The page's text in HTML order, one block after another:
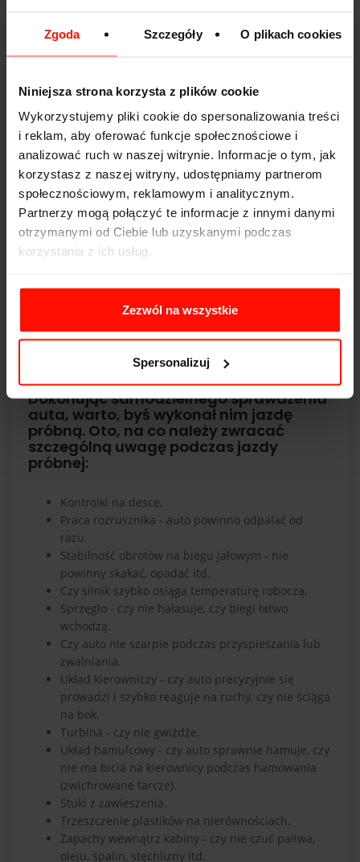
Zgoda Szczegóły O plikach cookies
Niniejsza strona korzysta z plików cookie
Wykorzystujemy pliki cookie do spersonalizowania treści
i reklam, aby oferować funkcje społecznościowe i
analizować ruch w naszej witrynie. Informacje o tym, jak
korzystasz z naszej witryny, udostępniamy partnerom
społecznościowym, reklamowym i analitycznym.
Partnerzy mogą połączyć te informacje z innymi danymi
otrzymanymi od Ciebie lub uzyskanymi podczas
korzystania z ich usług.
Zezwól na wszystkie
Spersonalizuj
Silnik - czy nie ma wycieków oleju, płynu
chłodniczego, czy wyposażenie jest kompletne,
Sprawdzenie poziomu płynów eksploatacyjnych,
czy pod korkiem wlewu oleju nie ma białego
nalotu.
Osłuchanie silnika - praca powinna być
równomierna, bez drgań, szumów, dzwonienia i
innych metalicznych odgłosów.
Barwa spalin - po uruchomieniu silnika powinna
być bezbarwna, ewentualnie biała przy niskich
temperaturach
Zużycie elementów wnętrza - czy jest adekwatne
boczki foteli, pedały itd.
Stan klimatyzacji - czy chłodzi już na biegu
Działanie wszystkich przełączników i guzików w
Dokonując samodzielnego sprawdzenia
auta, warto, byś wykonał nim jazdę
próbną. Oto, na co należy zwracać
szczególną uwagę podczas jazdy
próbnej:
Kontrolki na desce.
Praca rozrusznika - auto powinno odpalać od
razu.
Stabilność obrotów na biegu jałowym - nie
powinny skakać, opadać itd.
Czy silnik szybko osiąga temperaturę roboczą.
Sprzęgło - czy nie hałasuje, czy biegi łatwo
wchodzą.
Czy auto nie szarpie podczas przyspieszania lub
zwalniania.
Układ kierowniczy - czy auto precyzyjnie się
prowadzi i szybko reaguje na ruchy, czy nie ściąga
na bok.
Turbina - czy nie gwiżdże.
Układ hamulcowy - czy auto sprawnie hamuje, czy
nie ma bicia na kierownicy podczas hamowania
(zwichrowane tarcze).
Stuki z zawieszenia.
Trzeszczenie plastików na nierównościach.
Zapachy wewnątrz kabiny - czy nie czuć paliwa,
oleju, spalin, stęchlizny itd.